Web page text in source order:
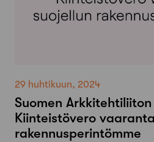
29 huhtikuun, 2024
Suomen
Kiinteistövero
rakennusperintömme